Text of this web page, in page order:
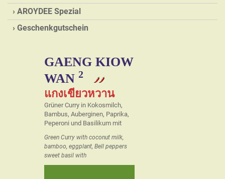
AROYDEE Spezial
Geschenkgutschein
GAENG KIOW
WAN 2
แกงเขียวหวาน
Grüner Curry in Kokosmilch,
Bambus, Auberginen, Paprika,
Peperoni und Basilikum mit
Green Curry with coconut milk,
bamboo, eggplant, Bell peppers
sweet basil with